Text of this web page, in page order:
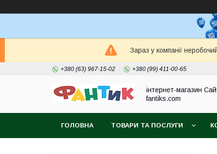
Зараз у компанії
+380 (63) 967-15-02 +380 (99) 411-00-65
інтернет-магазин
fantiks.com
ГОЛОВНА ТОВАРИ ТА ПОСЛУГИ